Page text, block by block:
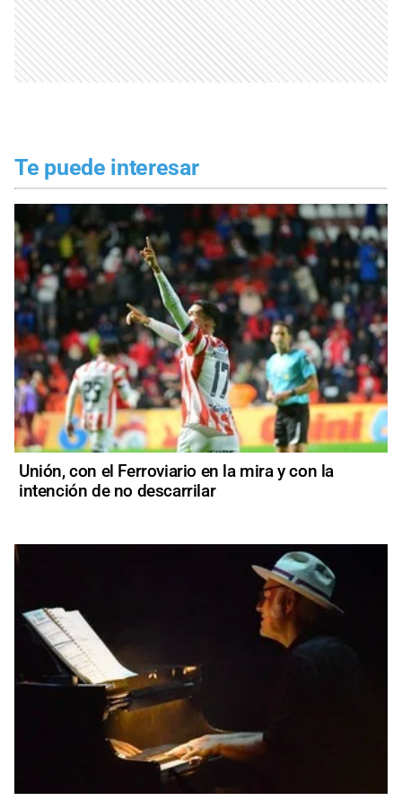
Te puede interesar
Unión, con el Ferroviario en la mira y con la
intención de no descarrilar